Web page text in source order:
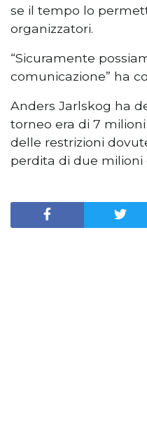
se il tempo lo
organizzatori.
“Sicuramente
comunicazione” ha
Anders Jarlskog ha
torneo era di 7
delle restrizioni
perdita di due milioni